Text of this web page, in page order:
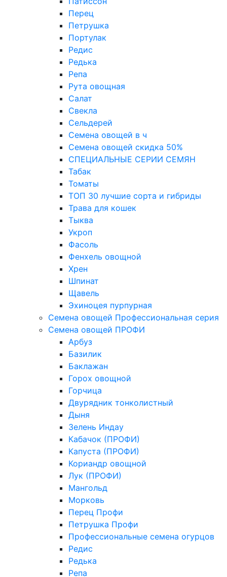
Перец
Петрушка
Портулак
Редис
Редька
Репа
Рута овощная
Салат
Свекла
Сельдерей
Семена овощей в ч
Семена овощей скидка 50%
СПЕЦИАЛЬНЫЕ СЕРИИ СЕМЯН
Табак
Томаты
ТОП 30 лучшие сорта и гибриды
Трава для кошек
Тыква
Укроп
Фасоль
Фенхель овощной
Хрен
Шпинат
Щавель
Эхиноцея пурпурная
Семена овощей Профессиональная серия
Семена овощей ПРОФИ
Арбуз
Базилик
Баклажан
Горох овощной
Горчица
Двурядник тонколистный
Дыня
Зелень Индау
Кабачок (ПРОФИ)
Капуста (ПРОФИ)
Кориандр овощной
Лук (ПРОФИ)
Мангольд
Морковь
Перец Профи
Петрушка Профи
Профессиональные семена огурцов
Редис
Редька
Репа